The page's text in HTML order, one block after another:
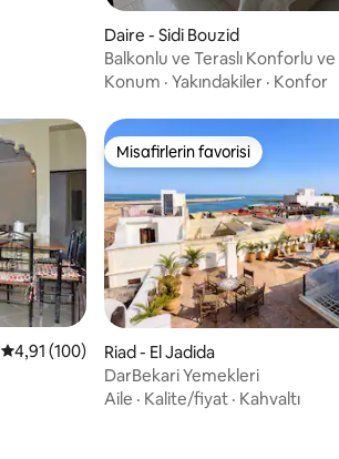
Daire - Sidi Bouzid
Balkonlu ve Teraslı Konforlu ve
Dubleks
Konum · Yakındakiler · Konfor
5 üzerinden ortalama 4,91 puan, 100
4,91 (100)
Misafirlerin favorisi
Misafirlerin favorisi
Riad - El Jadida
DarBekari Yemekleri
Aile · Kalite/fiyat · Kahvaltı